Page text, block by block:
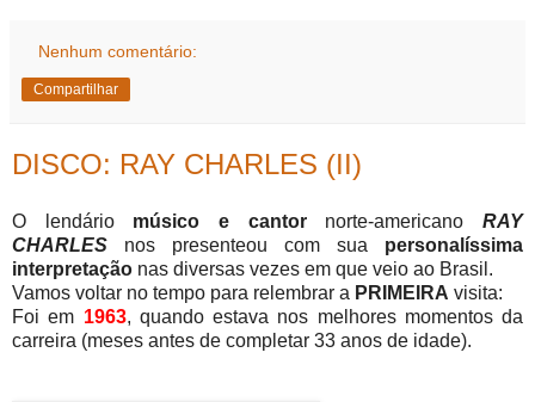
Nenhum comentário:
Compartilhar
DISCO: RAY CHARLES (II)
O lendário músico e cantornorte-americanoRAY
CHARLES nos presenteou com sua personalíssima
interpretação nas diversas vezes em que veio ao Brasil.
Vamos voltar no tempo para relembrar a PRIMEIRA visita:
Foi em 1963, quando estava nos melhores momentos da
carreira (meses antes de completar 33 anos de idade).